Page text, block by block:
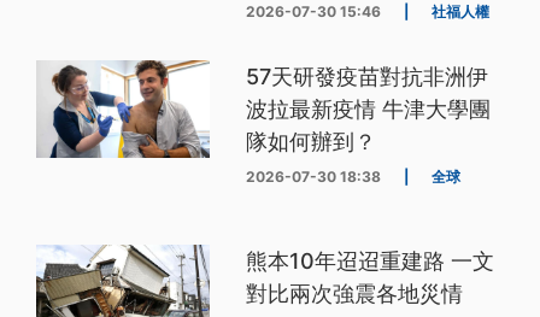
2026-07-30 15:46 社福人權
57天研發疫苗對抗非洲伊
波拉最新疫情 牛津大學團
隊如何辦到？
2026-07-30 18:38 全球
熊本10年迢迢重建路 一文
對比兩次強震各地災情